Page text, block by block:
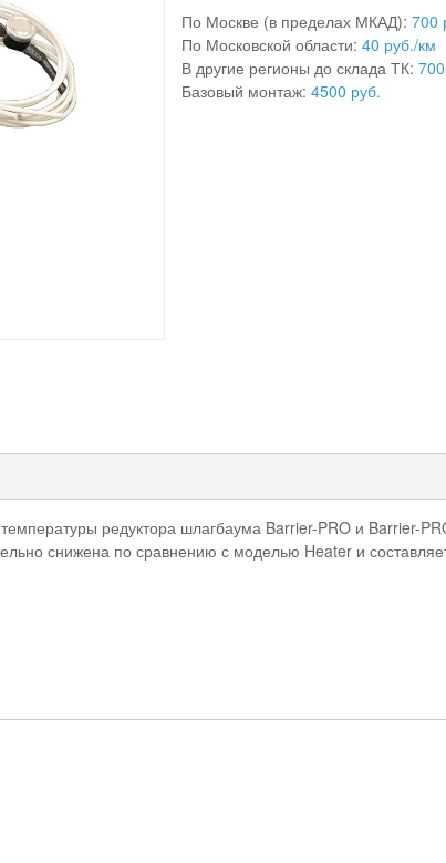
По Москве (в пределах МКАД): 700
По Московской области: 40 руб./км
В другие регионы до склада ТК:
Базовый монтаж: 4500 руб.
редуктора шлагбаума Barrier-PRO и Barrier-
снижена по сравнению с моделью Heater и